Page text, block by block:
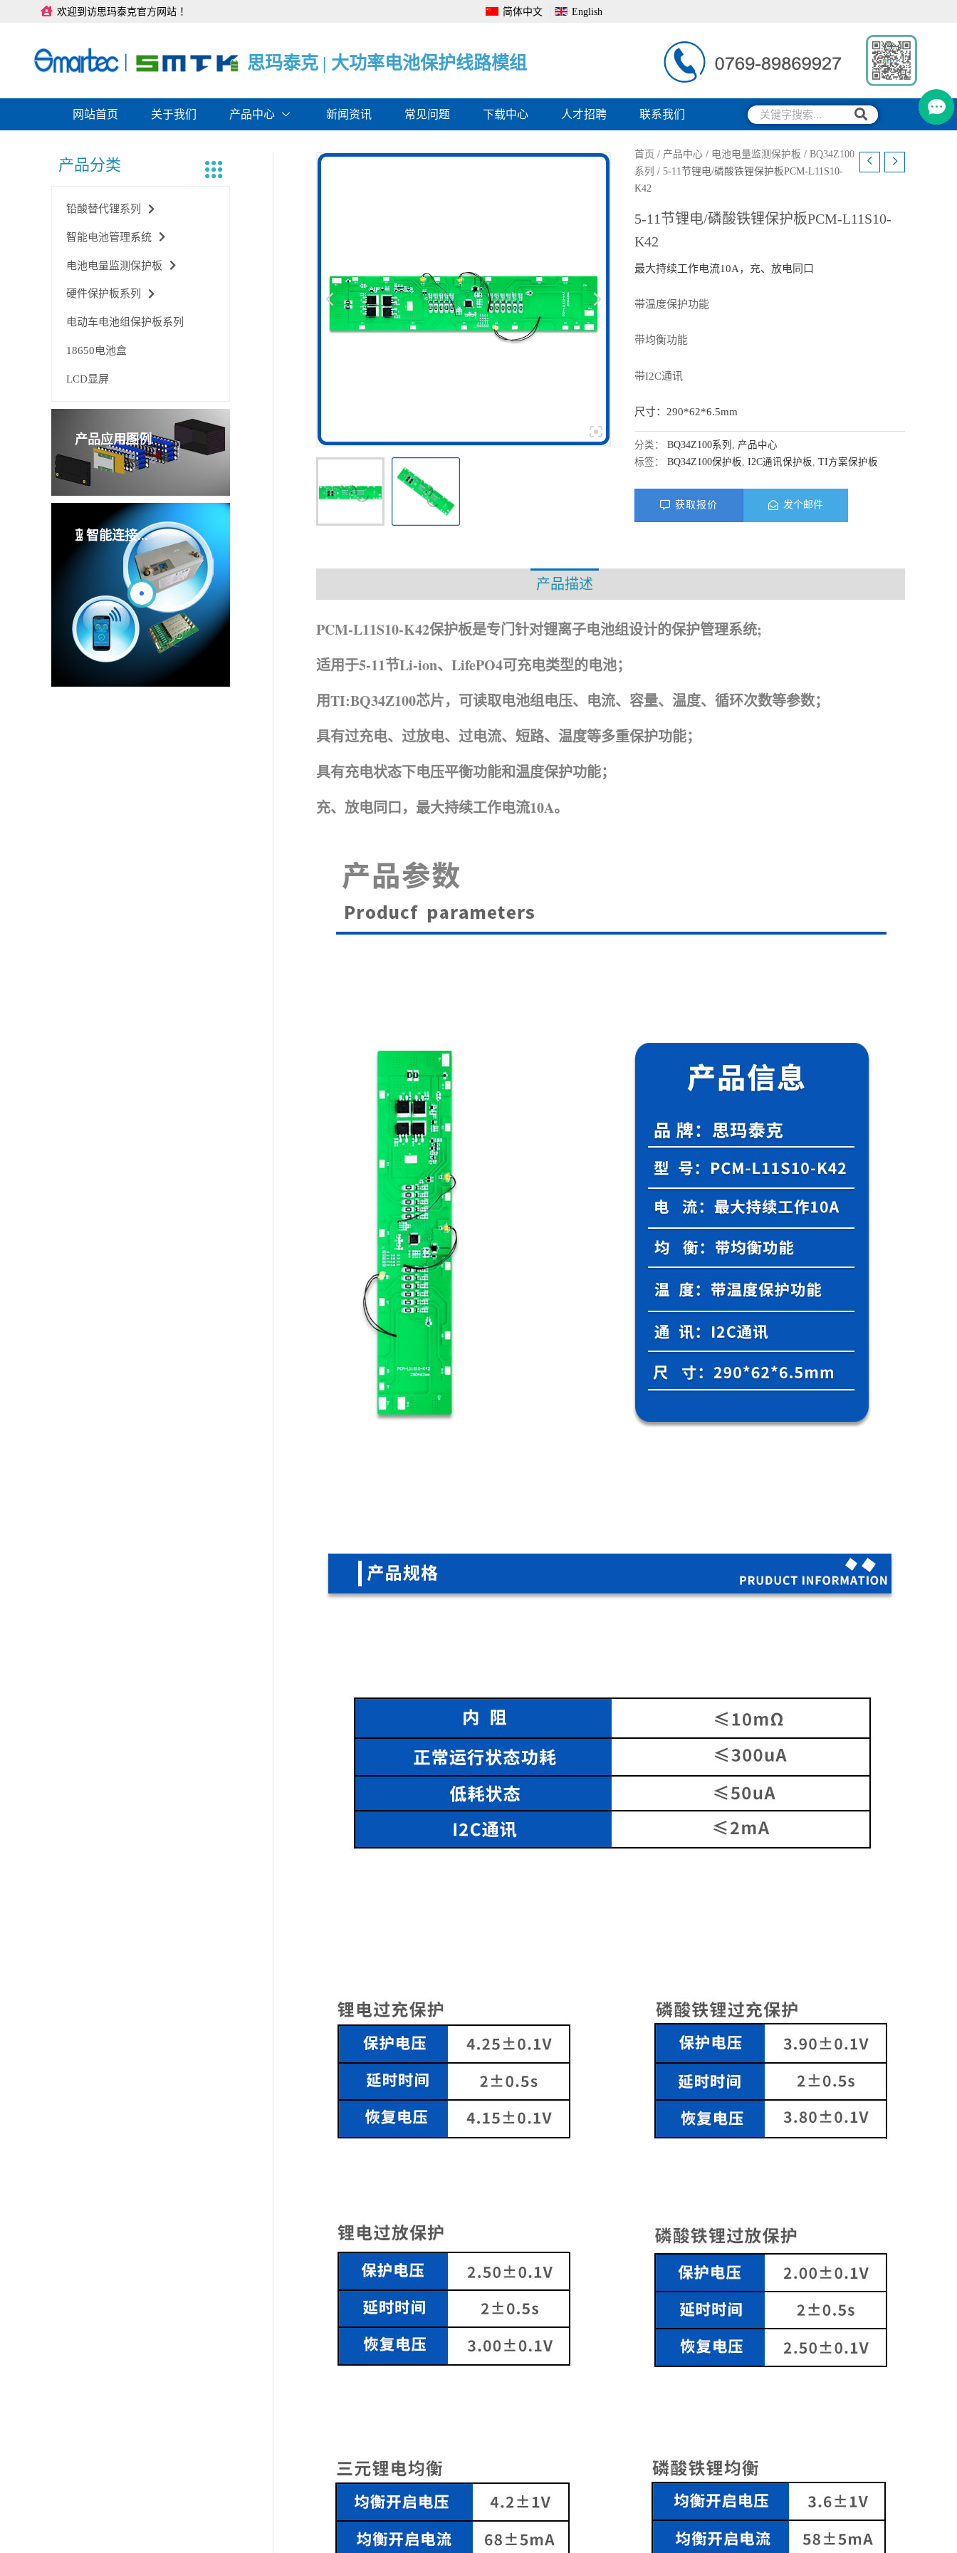
欢迎到访思玛泰克官方网站 ！ 简体中文 English
思玛泰克 | 电池管理系统全面解决方
思玛泰克 | 大功率电池保护线路模组
思玛泰克 | 电池电量监测保护板
网站首页 关于我们 产品中心 新闻资讯 常见问题 下载中心 人才招聘 联系我们
搜
索
搜
索
产品分类
铅酸替代锂系列
智能电池管理系统
电池电量监测保护板
硬件保护板系列
电动车电池组保护板系列
18650电池盒
LCD显屏
产品应用图例
管理板 智能连接...
首页 / 产品中心 / 电池电量监测保护板 / BQ34Z100
系列 / 5-11节锂电/磷酸铁锂保护板PCM-L11S10-
K42
5-11节锂电/磷酸铁锂保护板PCM-L11S10-
K42
最大持续工作电流10A，充、放电同口
带温度保护功能
带均衡功能
带I2C通讯
尺寸：290*62*6.5mm
分类： BQ34Z100系列
产品中心
标签： BQ34Z100保护板 I2C通讯保护板 TI方案保护板
获取报价 发个邮件
产品描述
PCM-L11S10-K42保护板是专门针对锂离子电池组设计的保护管理系统;
适用于5-11节Li-ion、 LifePO4可充电类型的电池；
用TI:BQ34Z100芯片，可读取电池组电压、电流、容量、温度、循环次数等参数；
具有过充电、过放电、过电流、短路、温度等多重保护功能；
具有充电状态下电压平衡功能和温度保护功能；
充、放电同口，最大持续工作电流10A。